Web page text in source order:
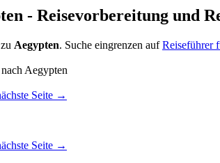
- Reisevorbereitung und
Aegypten. Suche eingrenzen aufReiseführer
Aegypten
Seite →
Seite →